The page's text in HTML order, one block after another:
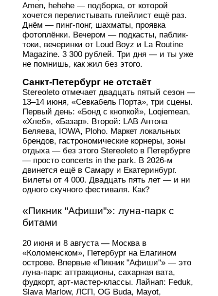
Amen, hehehe — подборка, от которой
хочется перелистывать плейлист ещё раз.
Днём — пинг-понг, шахматы, проявка
фотоплёнки. Вечером — подкасты, паблик-
токи, вечеринки от Loud Boyz и La Routine
Magazine. 3 300 рублей. Три дня — и ты уже
не помнишь, как жил без этого.
Санкт-Петербург не отстаёт
Stereoleto отмечает двадцать пятый сезон —
13–14 июня, «Севкабель Порта», три сцены.
Первый день: «Бонд с кнопкой», Loqiemean,
«Хлеб», «Базар». Второй: LAB Антона
Беляева, IOWA, Ploho. Маркет локальных
брендов, гастрономические корнеры, зоны
отдыха — без этого Stereoleto в Петербурге
— просто concerts in the park. В 2026-м
двинется ещё в Самару и Екатеринбург.
Билеты от 4 000. Двадцать пять лет — и ни
одного скучного фестиваля. Как?
«Пикник "Афиши"»: луна-парк с
битами
20 июня и 8 августа — Москва в
«Коломенском», Петербург на Елагином
острове. Впервые «Пикник "Афиши"» — это
луна-парк: аттракционы, сахарная вата,
фудкорт, арт-мастер-классы. Лайнап: Feduk,
Slava Marlow, ЛСП, OG Buda, Mayot,